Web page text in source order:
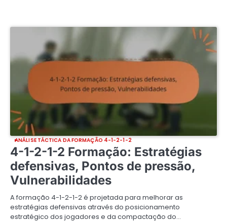
ANÁLISE TÁCTICA DA FORMAÇÃO 4-1-2-1-2
4-1-2-1-2 Formação: Estratégias
defensivas, Pontos de pressão,
Vulnerabilidades
A formação 4-1-2-1-2 é projetada para melhorar as
estratégias defensivas através do posicionamento
estratégico dos jogadores e da compactação do…